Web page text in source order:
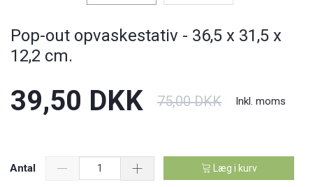
Pop-out opvaskestativ - 36,5 x 31,5 x
12,2 cm.
39,50 DKK 75,00 DKK Inkl. moms
Antal Læg i kurv